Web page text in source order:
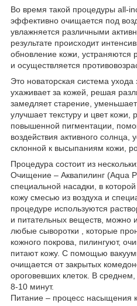
Во время такой процедуры all-
эффективно очищается под
увлажняется различными
результате происходит
обновление кожи, устраняются
и осуществляется
Это новаторская система
ухаживает за кожей, решая
замедляет старение,
улучшает текстуру и цвет
повышенной пигментации,
воздействия активного солнца,
склонной к высыпаниям кожи,
Процедура состоит из
Очищение – Аквапилинг (Aqua
специальной насадки, в
кожу смесью из воздуха и
процедуре используются
и питательных веществ, можно
любые сыворотки , которые
кожного покрова, пилингуют,
питают кожу. С помощью
очищается от закрытых
ороговевших клеток. В
8-10 минут.
Питание – процесс насыщения